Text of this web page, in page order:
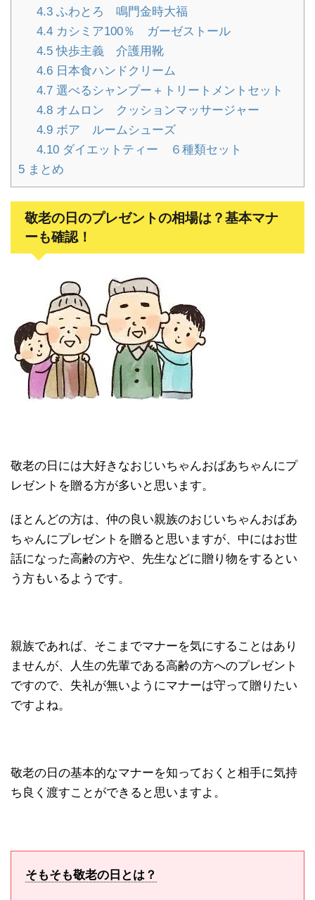
4.3ふわとろ 鳴門金時大福
4.4カシミア100％ ガーゼストール
4.5快歩主義 介護用靴
4.6日本食ハンドクリーム
4.7選べるシャンプー＋トリートメントセット
4.8オムロン クッションマッサージャー
4.9ボア ルームシューズ
4.10ダイエットティー ６種類セット
5 まとめ
敬老の日のプレゼントの相場は？基本マナ
ーも確認！
敬老の日には大好きなおじいちゃんおばあちゃんにプ
レゼントを贈る方が多いと思います。
ほとんどの方は、仲の良い親族のおじいちゃんおばあ
ちゃんにプレゼントを贈ると思いますが、中にはお世
話になった高齢の方や、先生などに贈り物をするとい
う方もいるようです。
親族であれば、そこまでマナーを気にすることはあり
ませんが、人生の先輩である高齢の方へのプレゼント
ですので、失礼が無いようにマナーは守って贈りたい
ですよね。
敬老の日の基本的なマナーを知っておくと相手に気持
ち良く渡すことができると思いますよ。
そもそも敬老の日とは？